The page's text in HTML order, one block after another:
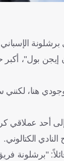
انتقاله إلى
بول"، أكبر
هنا، لكنني
عملاقي كرة
الكتالوني.
في مسيرته، قائلاً: